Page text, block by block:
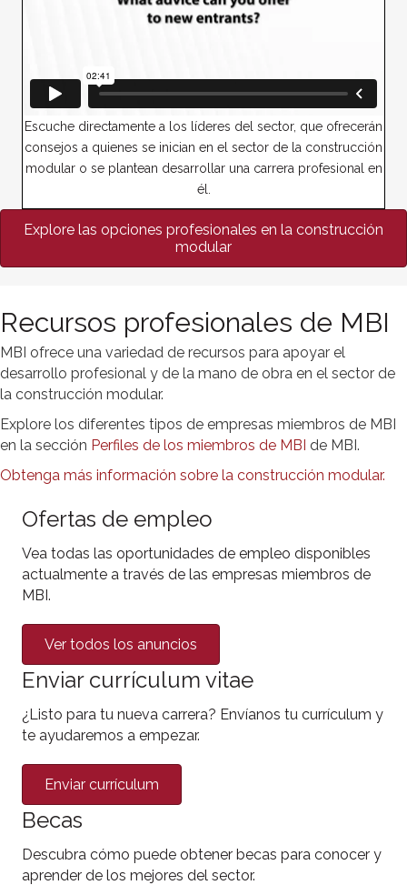
Escuche directamente a los líderes del sector, que ofrecerán
consejos a quienes se inician en el sector de la construcción
modular o se plantean desarrollar una carrera profesional en
él.
Explore las opciones profesionales en la construcción
modular
Recursos profesionales de MBI
MBI ofrece una variedad de recursos para apoyar el
desarrollo profesional y de la mano de obra en el sector de
la construcción modular.
Explore los diferentes tipos de empresas miembros de MBI
en la sección Perfiles de los miembros de MBI de MBI.
Obtenga más información sobre la construcción modular.
Ofertas de empleo
Vea todas las oportunidades de empleo disponibles
actualmente a través de las empresas miembros de
MBI.
Ver todos los anuncios
Enviar currículum vitae
¿Listo para tu nueva carrera? Envíanos tu currículum y
te ayudaremos a empezar.
Enviar currículum
Becas
Descubra cómo puede obtener becas para conocer y
aprender de los mejores del sector.